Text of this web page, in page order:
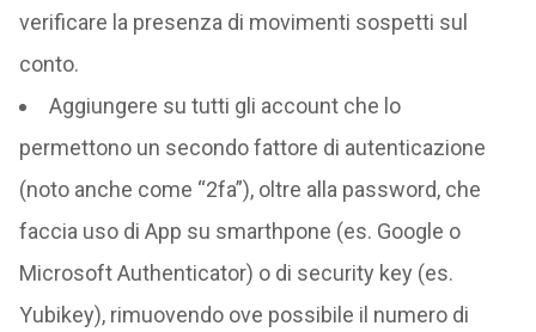
verificare la presenza di movimenti sospetti sul
conto.
Aggiungere su tutti gli account che lo
permettono un secondo fattore di autenticazione
(noto anche come “2fa”), oltre alla password, che
faccia uso di App su smarthpone (es. Google o
Microsoft Authenticator) o di security key (es.
Yubikey), rimuovendo ove possibile il numero di